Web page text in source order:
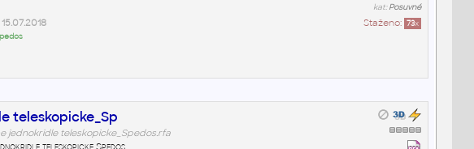
kat:Posuvné
Staženo: 73x
15.07.2018
teleskopicke_Sp
jednokridle teleskopicke_Spedos.rfa
teleskopicke Spedos